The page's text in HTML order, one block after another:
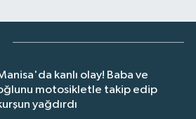
kanlı olay! Baba ve
motosikletle takip edip
yağdırdı